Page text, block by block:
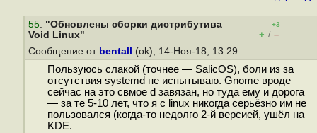
55. "Обновлены сборки дистрибутива
Void Linux"
+3
+ / –
Сообщение от bentall (ok), 14-Ноя-18, 13:29
Пользуюсь слакой (точнее — SalicOS), боли из за
отсутствия systemd не испытываю. Gnome вроде
сейчас на это свмое d завязан, но туда ему и дорога
— за те 5-10 лет, что я с linux никогда серьёзно им не
пользовался (когда-то недолго 2-й версией, ушёл на
KDE.